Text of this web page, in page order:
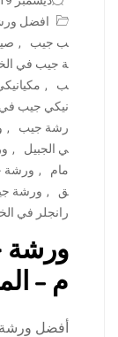
افضل
ب جيب
,
ة جيب في
ب
,
نيكي جيب في
رشة جيب
,
ي الجبيل
,
مام
, ورشة
ق
, ورشة
رانجلر في
ورشة
م –
أفضل ورشة